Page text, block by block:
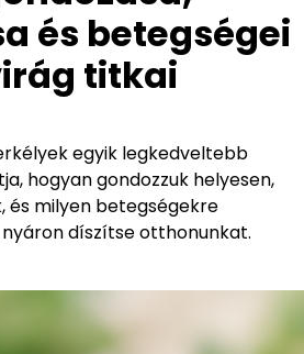
és betegségei
titkai
egyik legkedveltebb
hogyan gondozzuk helyesen,
és milyen betegségekre
nyáron díszítse otthonunkat.